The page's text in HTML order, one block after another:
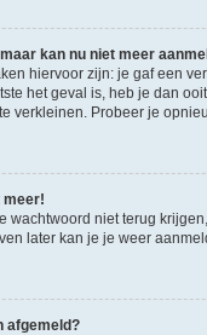
kan nu niet meer
hiervoor zijn: je gaf een
het geval is, heb je dan
verkleinen. Probeer je
meer!
wachtwoord niet terug
later kan je je weer
afgemeld?